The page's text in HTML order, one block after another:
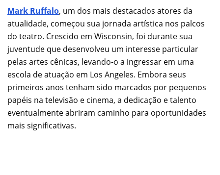
Mark Ruffalo, um dos mais destacados atores da
atualidade, começou sua jornada artística nos palcos
do teatro. Crescido em Wisconsin, foi durante sua
juventude que desenvolveu um interesse particular
pelas artes cênicas, levando-o a ingressar em uma
escola de atuação em Los Angeles. Embora seus
primeiros anos tenham sido marcados por pequenos
papéis na televisão e cinema, a dedicação e talento
eventualmente abriram caminho para oportunidades
mais significativas.